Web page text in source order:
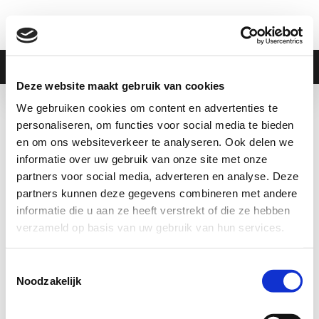
Deze website maakt gebruik van cookies
We gebruiken cookies om content en advertenties te
personaliseren, om functies voor social media te bieden
en om ons websiteverkeer te analyseren. Ook delen we
informatie over uw gebruik van onze site met onze
partners voor social media, adverteren en analyse. Deze
partners kunnen deze gegevens combineren met andere
informatie die u aan ze heeft verstrekt of die ze hebben
verzameld op basis van uw gebruik van hun services.
Noodzakelijk
Menu
S
t
e
f
o
o
+31 88 536 3729
info@olgreen.nl
Vacatures
Contact
Cookies